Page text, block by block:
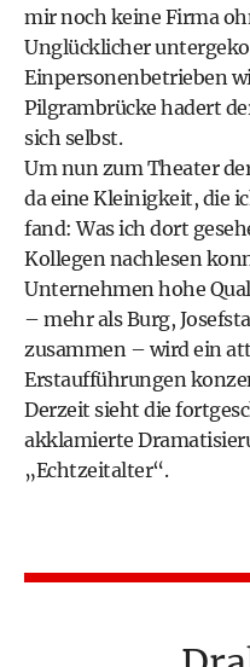
mir noch keine Firma
Unglücklicher
Einpersonenbetrieben
Pilgrambrücke hadert
sich selbst.
Um nun zum Theater
da eine Kleinigkeit, die
fand: Was ich dort
Kollegen nachlesen
Unternehmen hohe
– mehr als Burg,
zusammen – wird ein
Erstaufführungen
Derzeit sieht die
akklamierte
„Echtzeitalter“.